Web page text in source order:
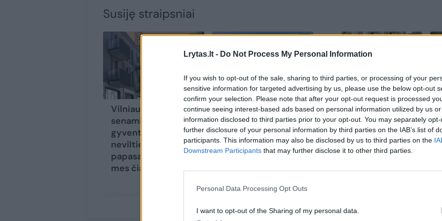
Lrytas.lt - Do Not Process My Personal Information
If you wish to opt-out of the sale, sharing to third parties, or processing of your
sensitive information for targeted advertising by us, please use the below opt-out
confirm your selection. Please note that after your opt-out request is processed
continue seeing interest-based ads based on personal information utilized by us
information disclosed to third parties prior to your opt-out. You may separately
further disclosure of your personal information by third parties on the IAB’s list of
participants. This information may also be disclosed by us to third parties on the
Downstream Participants that may further disclose it to other third parties.
Personal Data Processing Opt Outs
I want to opt-out of the Sharing of my personal data.
Susiję straipsniai
Vilniaus
senamiesčio
gyventojai apimti
nevilties: „Leiskite
papasakoti, kaip
mes čia vargstame“
Individualių namų
savininkams –
svarbi žinia: kas ir
kiek tūkstančių
paramos gali gauti
(1)
Sparčiausia NT
plėtra Kaune –
kairiajame Nemuno
krante: į SBA
vystomą rajoną
investuos per 250